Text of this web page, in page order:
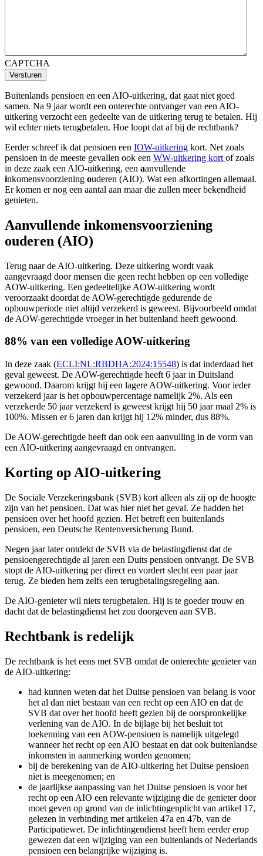
CAPTCHA
Versturen
Buitenlands pensioen en een AIO-uitkering, dat gaat niet goed
samen. Na 9 jaar wordt een onterechte ontvanger van een AIO-
uitkering verzocht een gedeelte van de uitkering terug te betalen. Hij
wil echter niets terugbetalen. Hoe loopt dat af bij de rechtbank?
Eerder schreef ik dat pensioen een IOW-uitkering kort. Net zoals
pensioen in de meeste gevallen ook een WW-uitkering kort of zoals
in deze zaak een AIO-uitkering, een aanvullende
inkomensvoorziening ouderen (AIO). Wat een afkortingen allemaal.
Er komen er nog een aantal aan maar die zullen meer bekendheid
genieten.
Aanvullende inkomensvoorziening
ouderen (AIO)
Terug naar de AIO-uitkering. Deze uitkering wordt vaak
aangevraagd door mensen die geen recht hebben op een volledige
AOW-uitkering. Een gedeeltelijke AOW-uitkering wordt
veroorzaakt doordat de AOW-gerechtigde gedurende de
opbouwperiode niet altijd verzekerd is geweest. Bijvoorbeeld omdat
de AOW-gerechtigde vroeger in het buitenland heeft gewoond.
88% van een volledige AOW-uitkering
In deze zaak (ECLI:NL:RBDHA:2024:15548) is dat inderdaad het
geval geweest. De AOW-gerechtigde heeft 6 jaar in Duitsland
gewoond. Daarom krijgt hij een lagere AOW-uitkering. Voor ieder
verzekerd jaar is het opbouwpercentage namelijk 2%. Als een
verzekerde 50 jaar verzekerd is geweest krijgt hij 50 jaar maal 2% is
100%. Missen er 6 jaren dan krijgt hij 12% minder, dus 88%.
De AOW-gerechtigde heeft dan ook een aanvulling in de vorm van
een AIO-uitkering aangevraagd en ontvangen.
Korting op AIO-uitkering
De Sociale Verzekeringsbank (SVB) kort alleen als zij op de hoogte
zijn van het pensioen. Dat was hier niet het geval. Ze hadden het
pensioen over het hoofd gezien. Het betreft een buitenlands
pensioen, een Deutsche Rentenversicherung Bund.
Negen jaar later ontdekt de SVB via de belastingdienst dat de
pensioengerechtigde al jaren een Duits pensioen ontvangt. De SVB
stopt de AIO-uitkering per direct en vordert slecht een paar jaar
terug. Ze bieden hem zelfs een terugbetalingsregeling aan.
De AIO-genieter wil niets terugbetalen. Hij is te goeder trouw en
dacht dat de belastingdienst het zou doorgeven aan SVB.
Rechtbank is redelijk
De rechtbank is het eens met SVB omdat de onterechte genieter van
de AIO-uitkering:
had kunnen weten dat het Duitse pensioen van belang is voor
het al dan niet bestaan van een recht op een AIO en dat de
SVB dat over het hoofd heeft gezien bij de oorspronkelijke
verlening van de AIO. In de bijlage bij het besluit tot
toekenning van een AOW-pensioen is namelijk uitgelegd
wanneer het recht op een AIO bestaat en dat ook buitenlandse
inkomsten in aanmerking worden genomen;
bij de berekening van de AIO-uitkering het Duitse pensioen
niet is meegenomen; en
de jaarlijkse aanpassing van het Duitse pensioen is voor het
recht op een AIO een relevante wijziging die de genieter door
moet geven op grond van de inlichtingenplicht van artikel 17,
gelezen in verbinding met artikelen 47a en 47b, van de
Participatiewet. De inlichtingendienst heeft hem eerder erop
gewezen dat een wijziging van een buitenlands of Nederlands
pensioen een belangrijke wijziging is.